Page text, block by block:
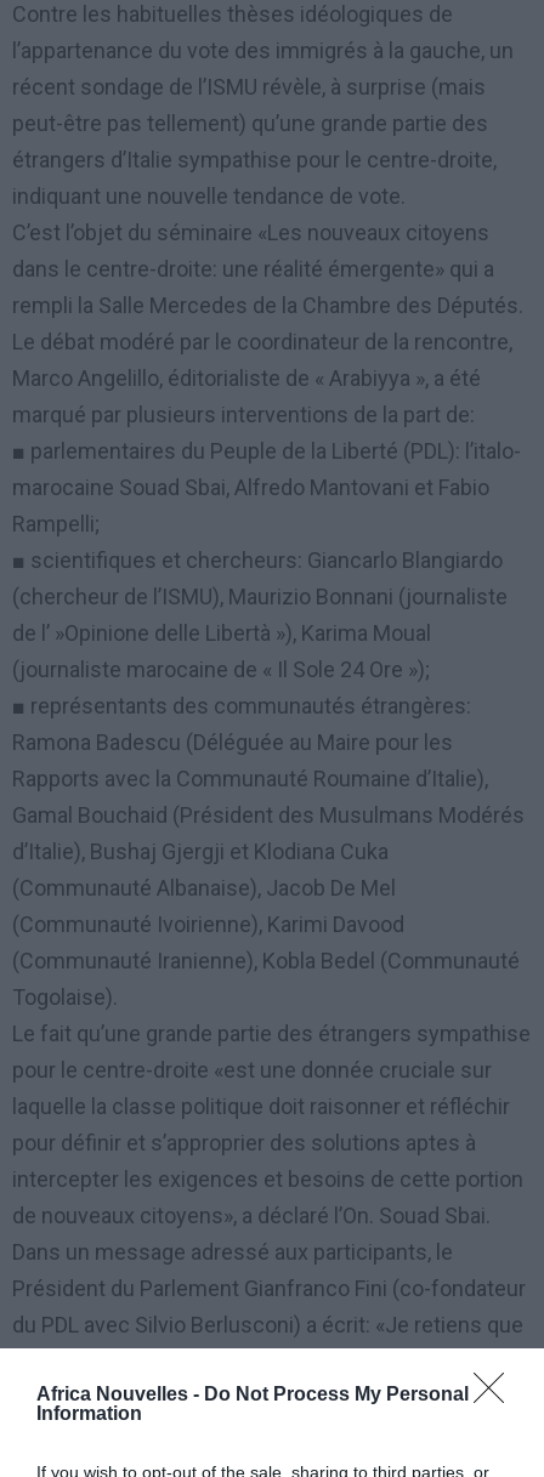
Africa Nouvelles - Do Not Process My Personal
Information
If you wish to opt-out of the sale, sharing to third parties, or
Contre les habituelles thèses idéologiques de
l’appartenance du vote des immigrés à la gauche, un
récent sondage de l’ISMU révèle, à surprise (mais
peut-être pas tellement) qu’une grande partie des
étrangers d’Italie sympathise pour le centre-droite,
indiquant une nouvelle tendance de vote.
C’est l’objet du séminaire «Les nouveaux citoyens
dans le centre-droite: une réalité émergente» qui a
rempli la Salle Mercedes de la Chambre des Députés.
Le débat modéré par le coordinateur de la rencontre,
Marco Angelillo, éditorialiste de « Arabiyya », a été
marqué par plusieurs interventions de la part de:
■ parlementaires du Peuple de la Liberté (PDL): l’italo-
marocaine Souad Sbai, Alfredo Mantovani et Fabio
Rampelli;
■ scientifiques et chercheurs: Giancarlo Blangiardo
(chercheur de l’ISMU), Maurizio Bonnani (journaliste
de l’ »Opinione delle Libertà »), Karima Moual
(journaliste marocaine de « Il Sole 24 Ore »);
■ représentants des communautés étrangères:
Ramona Badescu (Déléguée au Maire pour les
Rapports avec la Communauté Roumaine d’Italie),
Gamal Bouchaid (Président des Musulmans Modérés
d’Italie), Bushaj Gjergji et Klodiana Cuka
(Communauté Albanaise), Jacob De Mel
(Communauté Ivoirienne), Karimi Davood
(Communauté Iranienne), Kobla Bedel (Communauté
Togolaise).
Le fait qu’une grande partie des étrangers sympathise
pour le centre-droite «est une donnée cruciale sur
laquelle la classe politique doit raisonner et réfléchir
pour définir et s’approprier des solutions aptes à
intercepter les exigences et besoins de cette portion
de nouveaux citoyens», a déclaré l’On. Souad Sbai.
Dans un message adressé aux participants, le
Président du Parlement Gianfranco Fini (co-fondateur
du PDL avec Silvio Berlusconi) a écrit: «Je retiens que
intérêt au débat politique, dans une phase où les
participation, pas toujours adéquatement